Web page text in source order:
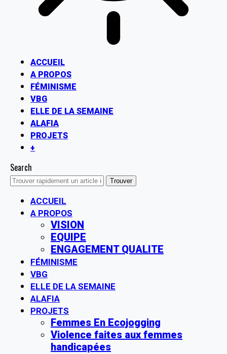
ACCUEIL
A PROPOS
FÉMINISME
VBG
ELLE DE LA SEMAINE
ALAFIA
PROJETS
+
Search
ACCUEIL
A PROPOS
VISION
EQUIPE
ENGAGEMENT QUALITE
FÉMINISME
VBG
ELLE DE LA SEMAINE
ALAFIA
PROJETS
Femmes En Ecojogging
Violence faites aux femmes
handicapées